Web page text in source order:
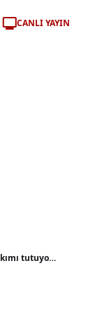
CANLI YAYIN
İsrail Başbakanı Lapid ile Başkan Erdoğan'ın futbol diyaloğu! Infantino da merakla izledi! Hangi takımı tutuyorsunuz diye sordu...